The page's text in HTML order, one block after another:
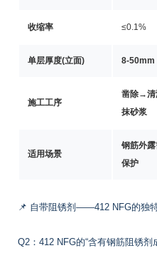
收缩率 ≤0.1%
单层厚度(立面) 8-50mm
施工工序
凿除→
抹砂浆
适用场景
钢筋外
保护
📌 自带阻锈剂——412 NFG的独
Q2：412 NFG的“含有钢筋阻锈